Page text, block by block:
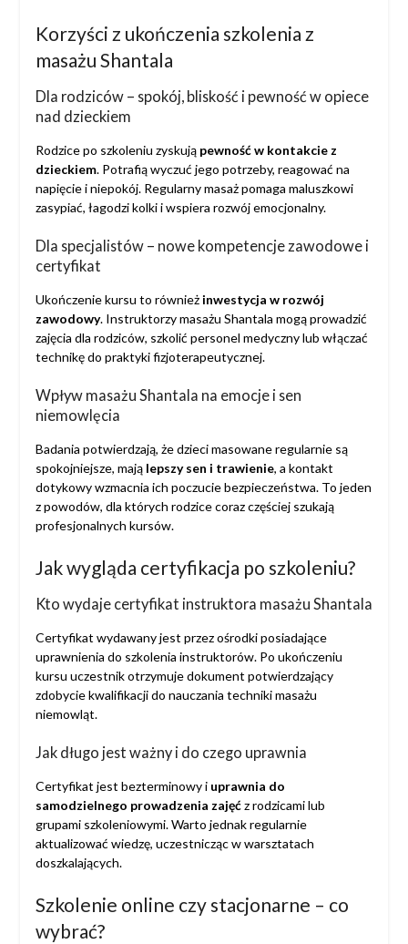
Korzyści z ukończenia szkolenia z
masażu Shantala
Dla rodziców – spokój, bliskość i pewność w opiece
nad dzieckiem
Rodzice po szkoleniu zyskują pewność w kontakcie z
dzieckiem. Potrafią wyczuć jego potrzeby, reagować na
napięcie i niepokój. Regularny masaż pomaga maluszkowi
zasypiać, łagodzi kolki i wspiera rozwój emocjonalny.
Dla specjalistów – nowe kompetencje zawodowe i
certyfikat
Ukończenie kursu to również inwestycja w rozwój
zawodowy. Instruktorzy masażu Shantala mogą prowadzić
zajęcia dla rodziców, szkolić personel medyczny lub włączać
technikę do praktyki fizjoterapeutycznej.
Wpływ masażu Shantala na emocje i sen
niemowlęcia
Badania potwierdzają, że dzieci masowane regularnie są
spokojniejsze, mają lepszy sen i trawienie, a kontakt
dotykowy wzmacnia ich poczucie bezpieczeństwa. To jeden
z powodów, dla których rodzice coraz częściej szukają
profesjonalnych kursów.
Jak wygląda certyfikacja po szkoleniu?
Kto wydaje certyfikat instruktora masażu Shantala
Certyfikat wydawany jest przez ośrodki posiadające
uprawnienia do szkolenia instruktorów. Po ukończeniu
kursu uczestnik otrzymuje dokument potwierdzający
zdobycie kwalifikacji do nauczania techniki masażu
niemowląt.
Jak długo jest ważny i do czego uprawnia
Certyfikat jest bezterminowy i uprawnia do
samodzielnego prowadzenia zajęćz rodzicami lub
grupami szkoleniowymi. Warto jednak regularnie
aktualizować wiedzę, uczestnicząc w warsztatach
doszkalających.
Szkolenie online czy stacjonarne – co
wybrać?